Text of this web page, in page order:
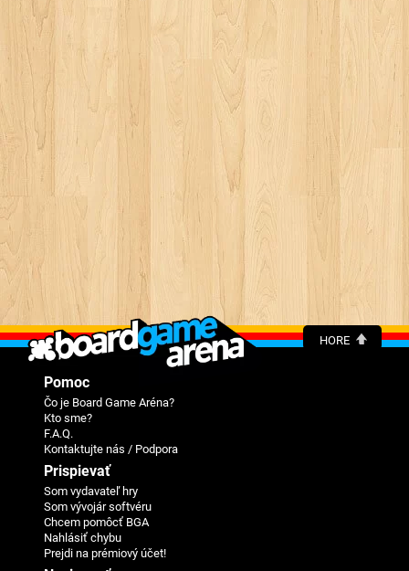
HORE
Pomoc
Čo je Board Game Aréna?
Kto sme?
F.A.Q.
Kontaktujte nás / Podpora
Prispievať
Som vydavateľ hry
Som vývojár softvéru
Chcem pomôcť BGA
Nahlásiť chybu
Prejdi na prémiový účet!